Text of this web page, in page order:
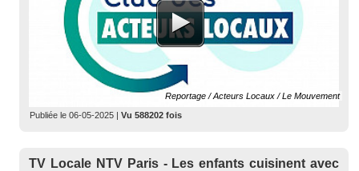
Reportage / Acteurs Locaux / Le Mouvement
Publiée le 06-05-2025 | Vu 588202 fois
TV Locale NTV Paris - Les enfants cuisinent avec